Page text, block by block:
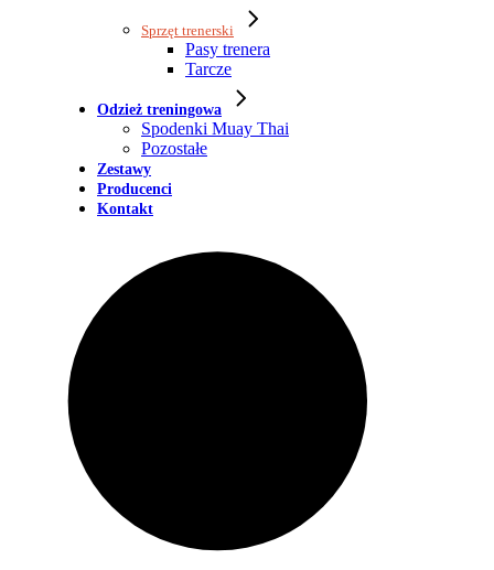
Sprzęt trenerski
Pasy trenera
Tarcze
Odzież treningowa
Spodenki Muay Thai
Pozostałe
Zestawy
Producenci
Kontakt